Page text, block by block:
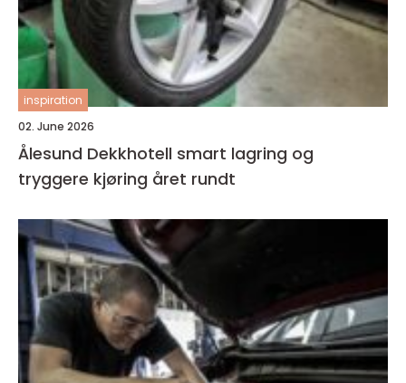
inspiration
02. June 2026
Ålesund Dekkhotell smart lagring og
tryggere kjøring året rundt